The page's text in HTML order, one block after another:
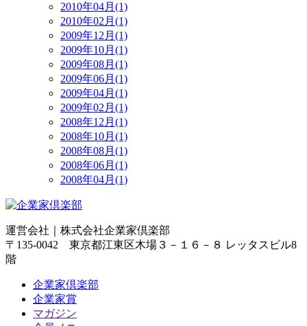
2010年04月(1)
2010年02月(1)
2009年12月(1)
2009年10月(1)
2009年08月(1)
2009年06月(1)
2009年04月(1)
2009年02月(1)
2008年12月(1)
2008年10月(1)
2008年08月(1)
2008年06月(1)
2008年04月(1)
運営会社｜ 株式会社企業家倶楽部
〒135-0042 東京都江東区木場３－１６－８ レッタスビル8
階
企業家倶楽部
企業家賞
マガジン